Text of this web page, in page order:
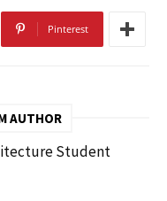
Pinterest
AUTHOR
Student